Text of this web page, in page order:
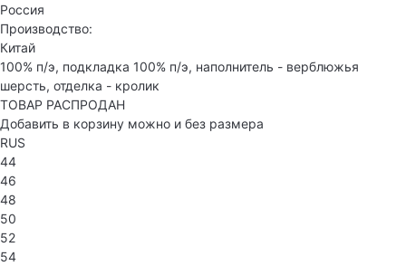
Россия
Производство:
Китай
100% п/э, подкладка 100% п/э, наполнитель - верблюжья
шерсть, отделка - кролик
ТОВАР РАСПРОДАН
Добавить в корзину можно и без размера
RUS
44
46
48
50
52
54